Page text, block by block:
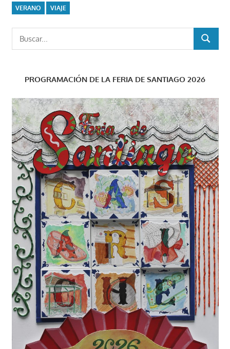
VERANO VIAJE
BUSCAR
PROGRAMACIÓN DE LA FERIA DE SANTIAGO 2026